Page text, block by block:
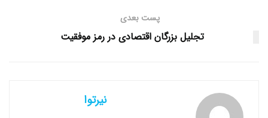
پست بعدی
تجلیل بزرگان اقتصادی در رمز موفقیت
نیرتوا